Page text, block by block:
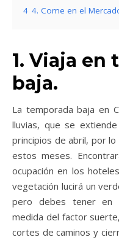
4 4. Come en el
1. Viaja en
baja.
La temporada baja en
lluvias, que se
principios de abril, por
estos meses.
ocupación en los
vegetación lucirá un
pero debes tener en
medida del factor
cortes de caminos y